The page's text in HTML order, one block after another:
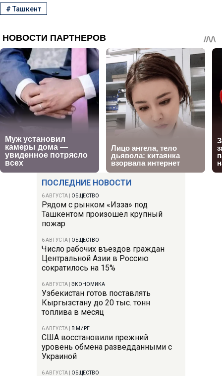
ПОСЛЕДНИЕ НОВОСТИ
6 АВГУСТА ОБЩЕСТВО
Рядом с рынком «Изза» под
Ташкентом произошел крупный
пожар
6 АВГУСТА ОБЩЕСТВО
Число рабочих въездов граждан
Центральной Азии в Россию
сократилось на 15%
6 АВГУСТА ЭКОНОМИКА
Узбекистан готов поставлять
Кыргызстану до 20 тыс. тонн
топлива в месяц
6 АВГУСТА В МИРЕ
США восстановили прежний
уровень обмена разведданными с
Украиной
6 АВГУСТА ОБЩЕСТВО
#Ташкент